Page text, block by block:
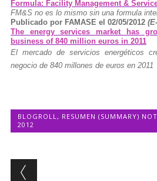
Formula: Facility Management &
FM&S no es lo mismo sin una formula
Publicado por FAMASE el 02/05/2012
The energy services market has
business of 840 million euros in 2011
El mercado de servicios energéticos
negocio de 840 millones de euros en 2011
BLOGROLL, RESUMEN (SUMMARY)
2012
Post navigation